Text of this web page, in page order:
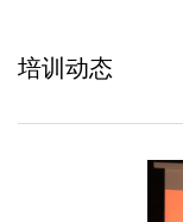
培训动态